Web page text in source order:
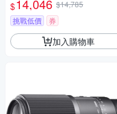
$14,046 $14,785
挑戰低價
券
加入購物車